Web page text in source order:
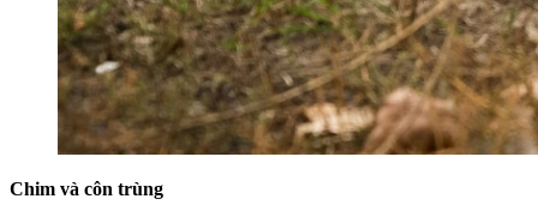
Chim và côn trùng